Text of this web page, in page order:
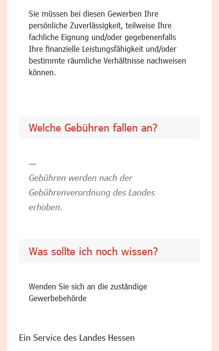
Sie müssen bei diesen Gewerben Ihre
persönliche Zuverlässigkeit, teilweise Ihre
fachliche Eignung und/oder gegebenenfalls
Ihre finanzielle Leistungsfähigkeit und/oder
bestimmte räumliche Verhältnisse nachweisen
können.
Welche Gebühren fallen an?
Gebühren werden nach der
Gebührenverordnung des Landes
erhoben.
Was sollte ich noch wissen?
Wenden Sie sich an die zuständige
Gewerbebehörde
Ein Service des Landes Hessen